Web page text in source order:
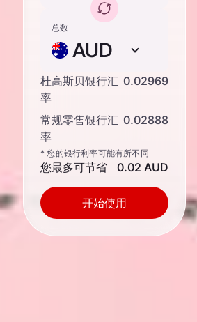
总数
AUD
杜高斯贝银行汇
率
0.02969
常规零售银行汇
率
0.02888
* 您的银行利率可能有所不同
您最多可节省 0.02 AUD
开始使用